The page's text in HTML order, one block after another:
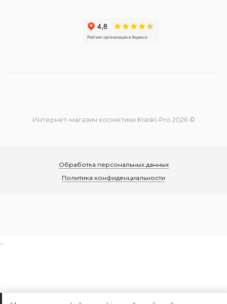
Интернет-магазин косметики Kraski-Pro 2026 ©
Обработка персональных данных
Политика конфиденциальности
...